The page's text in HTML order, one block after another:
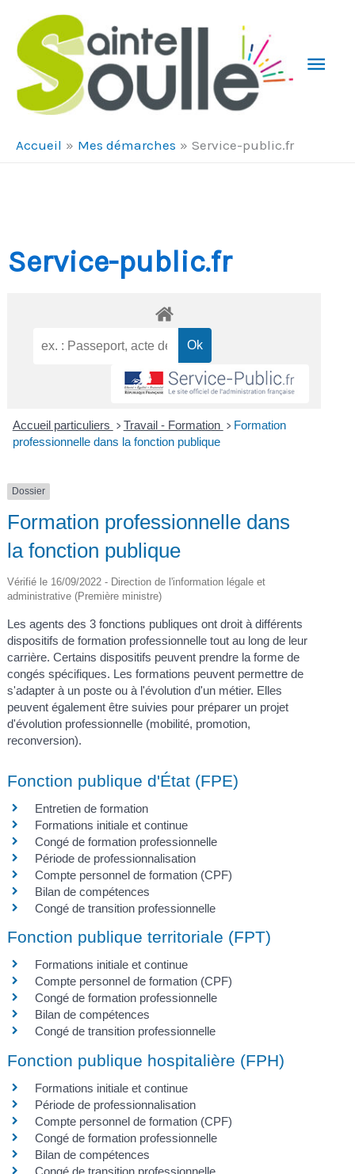
Accueil Mes démarches Service-public.fr
Service-public.fr
Accueil particuliers > Travail - Formation > Formation
professionnelle dans la fonction publique
Dossier
Formation professionnelle dans
la fonction publique
Vérifié le 16/09/2022 - Direction de l'information légale et
administrative (Première ministre)
Les agents des 3 fonctions publiques ont droit à différents
dispositifs de formation professionnelle tout au long de leur
carrière. Certains dispositifs peuvent prendre la forme de
congés spécifiques. Les formations peuvent permettre de
s'adapter à un poste ou à l'évolution d'un métier. Elles
peuvent également être suivies pour préparer un projet
d'évolution professionnelle (mobilité, promotion,
reconversion).
Fonction publique d'État (FPE)
Entretien de formation
Formations initiale et continue
Congé de formation professionnelle
Période de professionnalisation
Compte personnel de formation (CPF)
Bilan de compétences
Congé de transition professionnelle
Fonction publique territoriale (FPT)
Formations initiale et continue
Compte personnel de formation (CPF)
Congé de formation professionnelle
Bilan de compétences
Congé de transition professionnelle
Fonction publique hospitalière (FPH)
Formations initiale et continue
Période de professionnalisation
Compte personnel de formation (CPF)
Congé de formation professionnelle
Bilan de compétences
Congé de transition professionnelle